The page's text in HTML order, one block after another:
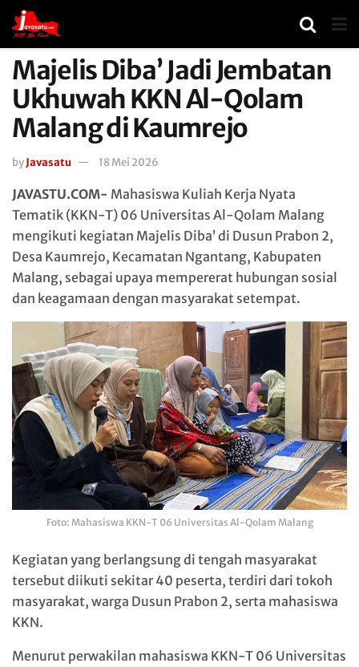
Majelis Diba’ Jadi Jembatan
Ukhuwah KKN Al-Qolam
Malang di Kaumrejo
byJavasatu 18 Mei 2026
JAVASTU.COM- Mahasiswa Kuliah Kerja Nyata
Tematik (KKN-T) 06 Universitas Al-Qolam Malang
mengikuti kegiatan Majelis Diba’ di Dusun Prabon 2,
Desa Kaumrejo, Kecamatan Ngantang, Kabupaten
Malang, sebagai upaya mempererat hubungan sosial
dan keagamaan dengan masyarakat setempat.
Foto: Mahasiswa KKN-T 06 Universitas Al-Qolam Malang
Kegiatan yang berlangsung di tengah masyarakat
tersebut diikuti sekitar 40 peserta, terdiri dari tokoh
masyarakat, warga Dusun Prabon 2, serta mahasiswa
KKN.
Menurut perwakilan mahasiswa KKN-T 06 Universitas